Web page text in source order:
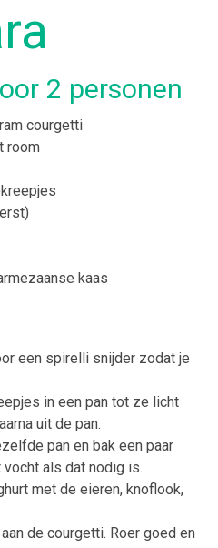
2 personen
courgetti
room
kaas
een spirelli snijder zodat je
in een pan tot ze licht
uit de pan.
pan en bak een paar
als dat nodig is.
met de eieren, knoflook,
de courgetti. Roer goed en